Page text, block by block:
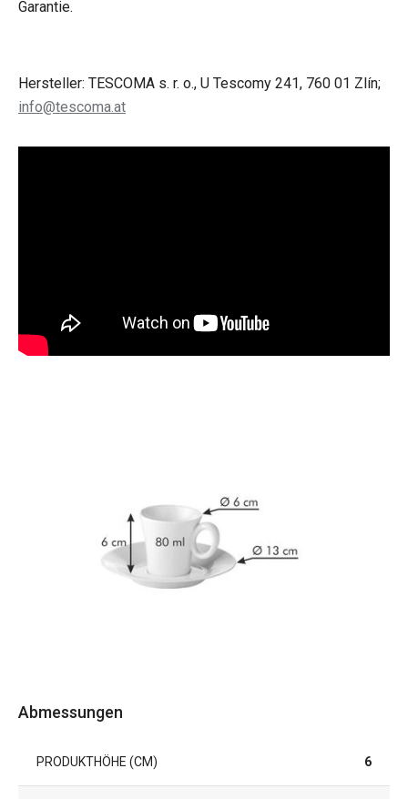
Garantie.
Hersteller: TESCOMA s. r. o., U Tescomy 241, 760 01 Zlín;
info@tescoma.at
Abmessungen
PRODUKTHÖHE (CM) 6